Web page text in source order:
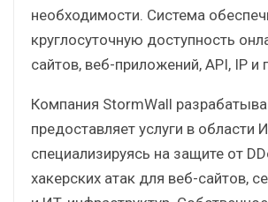
необходимости. Система
круглосуточную доступность
сайтов, веб-приложений, API, IP и
Компания StormWall
предоставляет услуги в области
специализируясь на защите от
хакерских атак для веб-сайтов,